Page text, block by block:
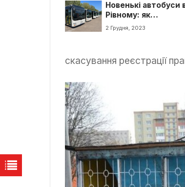
Новенькі автобуси
Рівному: як
змінилися
2 Грудня, 2023
скасування реєстрації